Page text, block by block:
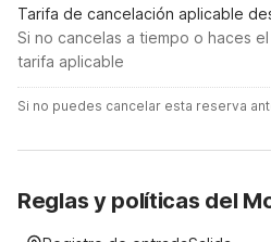
Tarifa de cancelación aplicable
Si no cancelas a tiempo o haces
tarifa aplicable
Si no puedes cancelar esta reserva
Reglas y políticas del